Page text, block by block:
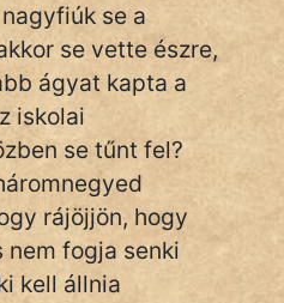
se a
se vette észre,
ágyat kapta a
iskolai
se tűnt fel?
rájöjjön, hogy
nem fogja senki
kell állnia